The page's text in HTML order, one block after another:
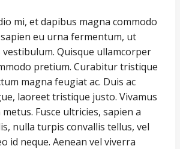
mi, et dapibus magna commodo
eu urna fermentum, ut
Quisque ullamcorper
pretium. Curabitur tristique
magna feugiat ac. Duis ac
laoreet tristique justo. Vivamus
Fusce ultricies, sapien a
nulla turpis convallis tellus, vel
id neque. Aenean vel viverra